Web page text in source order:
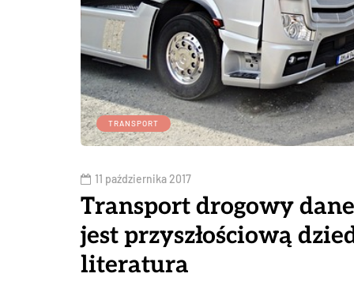
TRANSPORT
11 października 2017
Transport drogowy
jest przyszłościową
literatura